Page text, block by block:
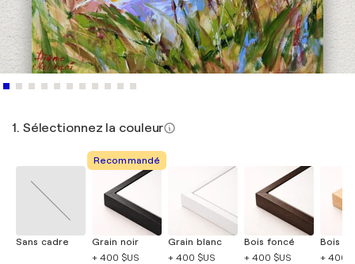
1. Sélectionnez la couleur
Sans cadre
Recommandé
Grain noir
+ 400 $US
Grain blanc
+ 400 $US
Bois foncé
+ 400 $US
Bois
+ 400